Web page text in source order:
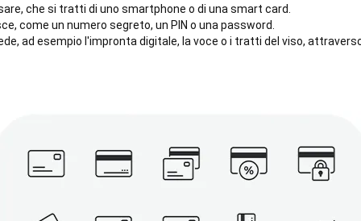
che si tratti di uno smartphone o di una smart card.
come un numero segreto, un PIN o una password.
ad esempio l'impronta digitale, la voce o i tratti del viso,